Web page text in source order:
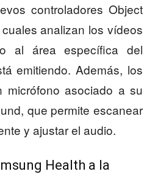
controladores Object
analizan los vídeos
al área específica del
emitiendo. Además, los
micrófono asociado a su
que permite escanear
y ajustar el audio.
Health a la